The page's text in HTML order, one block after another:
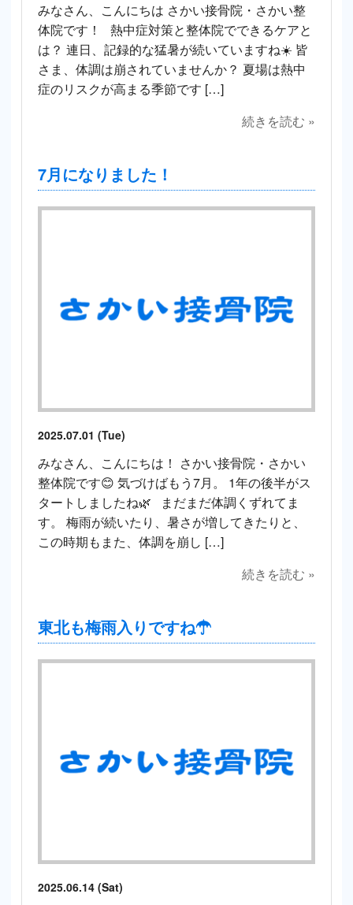
みなさん、こんにちは さかい接骨院・さかい整
体院です！ 熱中症対策と整体院でできるケアと
は？ 連日、記録的な猛暑が続いていますね☀️ 皆
さま、体調は崩されていませんか？ 夏場は熱中
症のリスクが高まる季節です […]
続きを読む »
7月になりました！
2025.07.01 (Tue)
みなさん、こんにちは！ さかい接骨院・さかい
整体院です😊 気づけばもう7月。 1年の後半がス
タートしましたね🌿 まだまだ体調くずれてま
す。 梅雨が続いたり、暑さが増してきたりと、
この時期もまた、体調を崩し […]
続きを読む »
東北も梅雨入りですね☂
2025.06.14 (Sat)